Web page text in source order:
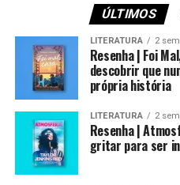
ÚLTIMOS
LITERATURA 2
Resenha | Foi
descobrir que
própria história
LITERATURA 2
Resenha |
gritar para ser